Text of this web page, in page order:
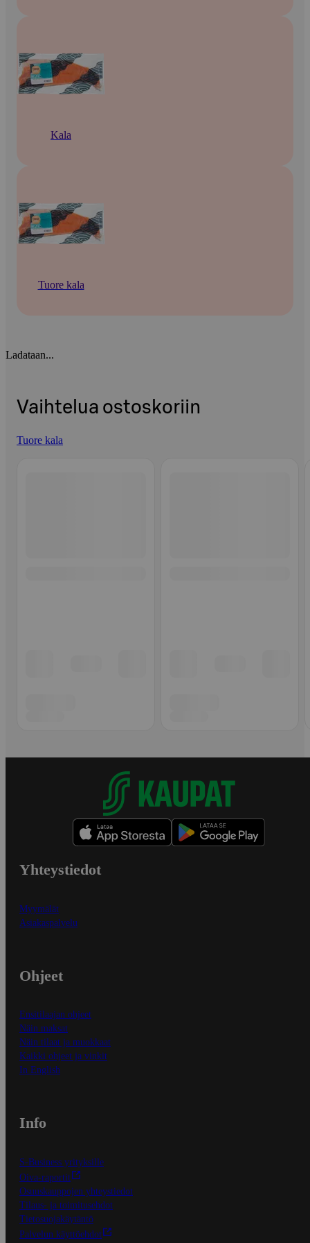
Kala
Tuore kala
Ladataan...
Vaihtelua ostoskoriin
Tuore kala
Yhteystiedot
Myymälät
Asiakaspalvelu
Ohjeet
Ensitilaajan ohjeet
Näin maksat
Näin tilaat ja muokkaat
Kaikki ohjeet ja vinkit
In English
Info
S-Business yrityksille
Oiva-raportit
Osuuskauppojen yhteystiedot
Tilaus- ja toimitusehdot
Tietosuojakäytäntö
Palvelun käyttöehdot